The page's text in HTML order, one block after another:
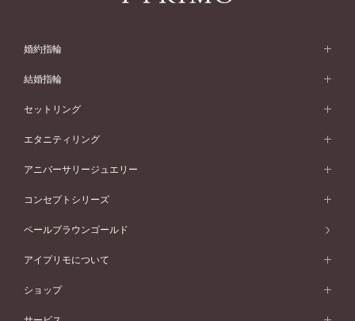
婚約指輪
婚約指輪 (エンゲージリング)
婚約指輪一覧
ピンクゴールド
ペールブラウンゴールド
ウェーブライン
V字ライン
ワンサイドメレ
ダブルサイドメレ
シンプル
フェミニン
モード
50万円台～
40万円台～
30万円台～
婚約指輪 人気ランキング
結婚指輪
結婚指輪 (マリッジリング)
結婚指輪一覧
ピンクゴールド
ペールブラウンゴールド
ウェーブライン
V字ライン
ワンメレ
セベラルメレ
シンプル
フェミニン
モード
50万円～
セットリング
セットリング
セットリング一覧
ピンクゴールド
ペールブラウンゴールド
エタニティリング
エタニティリング
エタニティリング一覧
ピンクゴールド
ペールブラウンゴールド
アニバーサリージュエリー
アニバーサリージュエリー
アニバーサリージュエリー一覧
ファッションリング
コンセプトシリーズ
コンセプトシリーズ
オリジンビリーフ
ペールブラウンゴールド
アイプリモについて
アイプリモについて
パーソナルハンド診断
ショップ
店舗一覧